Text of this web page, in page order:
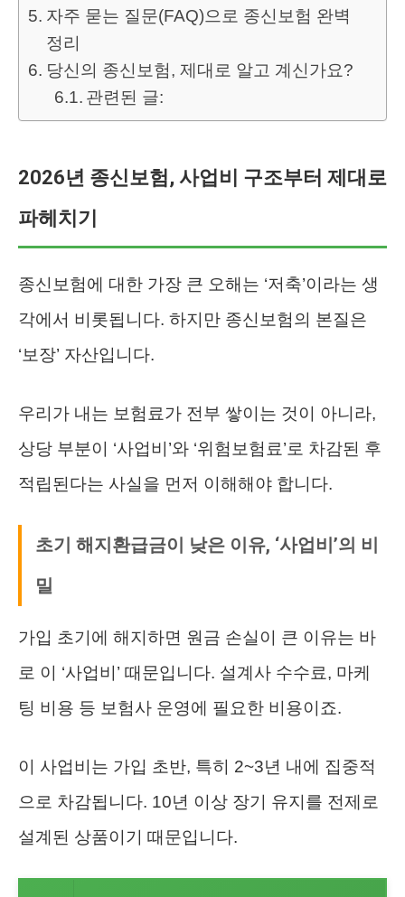
자주 묻는 질문(FAQ)으로 종신보험 완벽
정리
당신의 종신보험, 제대로 알고 계신가요?
관련된 글:
2026년 종신보험, 사업비 구조부터 제대로
파헤치기
종신보험에 대한 가장 큰 오해는 ‘저축’이라는 생
각에서 비롯됩니다. 하지만 종신보험의 본질은
‘보장’ 자산입니다.
우리가 내는 보험료가 전부 쌓이는 것이 아니라,
상당 부분이 ‘사업비’와 ‘위험보험료’로 차감된 후
적립된다는 사실을 먼저 이해해야 합니다.
초기 해지환급금이 낮은 이유, ‘사업비’의 비
밀
가입 초기에 해지하면 원금 손실이 큰 이유는 바
로 이 ‘사업비’ 때문입니다. 설계사 수수료, 마케
팅 비용 등 보험사 운영에 필요한 비용이죠.
이 사업비는 가입 초반, 특히 2~3년 내에 집중적
으로 차감됩니다. 10년 이상 장기 유지를 전제로
설계된 상품이기 때문입니다.